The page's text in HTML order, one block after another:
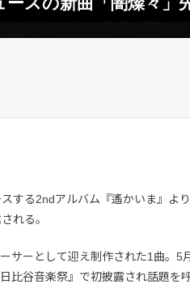
する2ndアルバム『遙かいま』よ
れる。
サーとして迎え制作された1曲。5
比谷音楽祭』で初披露され話題を